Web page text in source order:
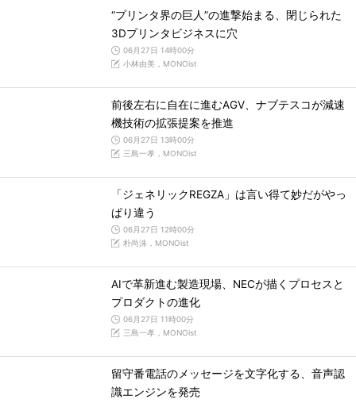
“プリンタ界の巨人”の進撃始まる、閉じられた
3Dプリンタビジネスに穴
06月27日 14時00分
小林由美，MONOist
前後左右に自在に進むAGV、ナブテスコが減速
機技術の拡張提案を推進
06月27日 13時00分
三島一孝，MONOist
「ジェネリックREGZA」は言い得て妙だがやっ
ぱり違う
06月27日 12時00分
朴尚洙，MONOist
AIで革新進む製造現場、NECが描くプロセスと
プロダクトの進化
06月27日 11時00分
三島一孝，MONOist
留守番電話のメッセージを文字化する、音声認
識エンジンを発売